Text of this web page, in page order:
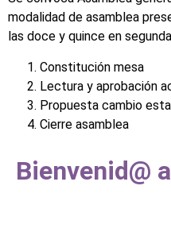
modalidad de asamblea
las doce y quince en
Constitución mesa
Lectura y aprobación
Propuesta cambio
Cierre asamblea
Bienvenid@